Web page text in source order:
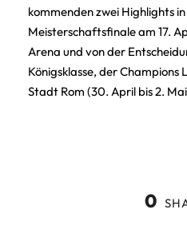
kommenden zwei Highlights
Meisterschaftsfinale am 17.
Arena und von der
Königsklasse, der Champions
Stadt Rom (30. April bis 2.
0